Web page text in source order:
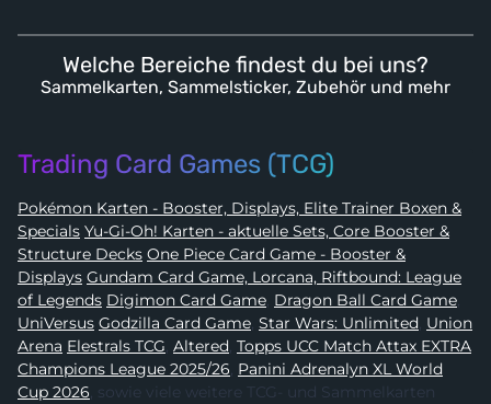
Welche Bereiche findest du bei uns?
Sammelkarten, Sammelsticker, Zubehör und mehr
Trading Card Games (TCG)
Pokémon Karten - Booster, Displays, Elite Trainer Boxen &
Specials Yu-Gi-Oh! Karten - aktuelle Sets, Core Booster &
Structure Decks One Piece Card Game - Booster &
Displays Gundam Card Game, Lorcana, Riftbound: League
of Legends
Digimon Card Game, Dragon Ball Card Game,
UniVersus
Godzilla Card Game, Star Wars: Unlimited, Union
Arena
Elestrals TCG, Altered, Topps UCC Match Attax EXTRA
Champions League 2025/26, Panini Adrenalyn XL World
Cup 2026, sowie viele weitere TCG- und Sammelkarten